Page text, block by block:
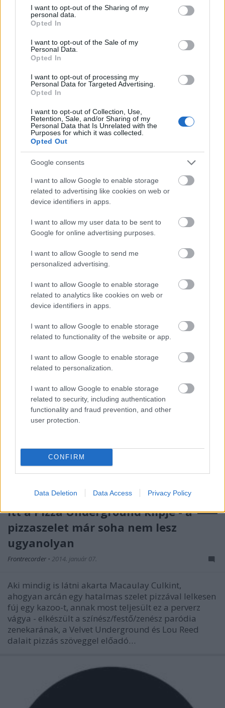
not limited to your visit or usage behaviour. You may click to
grant or deny consent to Google and its third-party tags to
use your data for below specified purposes in below Google
consent section.
I want to opt-out of the Sharing of my
personal data.
Opted In
I want to opt-out of the Sale of my
Personal Data.
Opted In
I want to opt-out of processing my
Personal Data for Targeted Advertising.
Opted In
I want to opt-out of Collection, Use,
Retention, Sale, and/or Sharing of my
Personal Data that Is Unrelated with the
Purposes for which it was collected.
Opted Out
Google consents
I want to allow Google to enable storage
related to advertising like cookies on web or
device identifiers in apps.
I want to allow my user data to be sent to
Google for online advertising purposes.
I want to allow Google to send me
personalized advertising.
I want to allow Google to enable storage
related to analytics like cookies on web or
device identifiers in apps.
I want to allow Google to enable storage
related to functionality of the website or app.
I want to allow Google to enable storage
related to personalization.
I want to allow Google to enable storage
related to security, including authentication
functionality and fraud prevention, and other
user protection.
CONFIRM
Data Deletion Data Access Privacy Policy
díszdobozára, a hatlemezes REMTV-re (Warner /
Magneoton,…
Egy lemeznyi kiadatlan felvétellel
újrakiadás
Ahogy 2012-ben a Velvet Underground & Nico,
tavaly pedig a White Light/White Heat, úgy most
idén a Velvet Underground harmadik, cím nélküli
albuma is újra megjelenik hatlemezes deluxe
emlékére, eddig kiadatlan felvételekkel. A…
Itt a Pizza Underground klipje - a
pizzaszelet már soha nem lesz
ugyanolyan
Frontrecorder • 2014. január 07.
Aki mindig is látni akarta Macaulay Culkint,
ahogyan arcán egy hatalmas szelet pizzával lelkesen
fúj egy kazoo-t, annak most teljesült ez a perverz
vágya - elkészült a színész/festő/zenész paródia
zenekarának, a Velvet Underground és Lou Reed
dalait pizzás szöveggel előadó…